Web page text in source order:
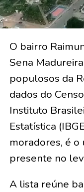
O bairro
Sena
populosos da
dados do
Instituto
Estatística
moradores, é
presente no
A lista reúne